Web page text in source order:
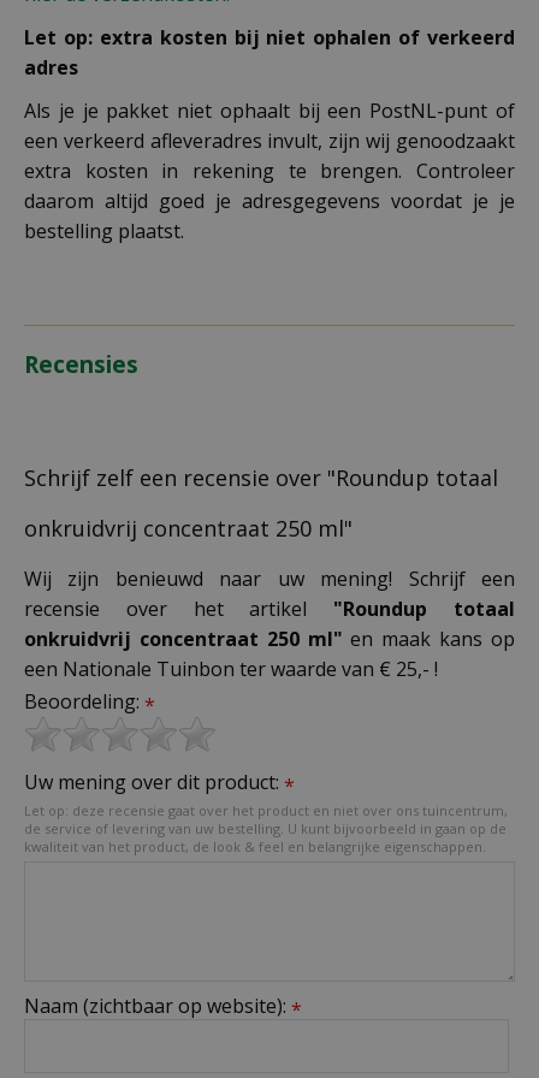
Let op: extra kosten bij niet ophalen of verkeerd
adres
Als je je pakket niet ophaalt bij een PostNL-punt of
een verkeerd afleveradres invult, zijn wij genoodzaakt
extra kosten in rekening te brengen. Controleer
daarom altijd goed je adresgegevens voordat je je
bestelling plaatst.
Recensies
Schrijf zelf een recensie over "Roundup totaal
onkruidvrij concentraat 250 ml"
Wij zijn benieuwd naar uw mening! Schrijf een
recensie over het artikel "Roundup totaal
onkruidvrij concentraat 250 ml" en maak kans op
een Nationale Tuinbon ter waarde van € 25,- !
Beoordeling: *
Uw mening over dit product: *
Let op: deze recensie gaat over het product en niet over ons tuincentrum,
de service of levering van uw bestelling. U kunt bijvoorbeeld in gaan op de
kwaliteit van het product, de look & feel en belangrijke eigenschappen.
Naam (zichtbaar op website): *